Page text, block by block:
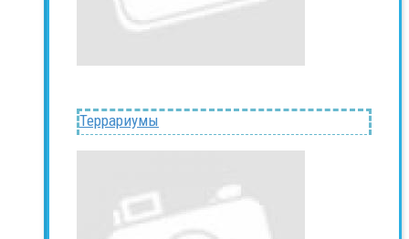
Террариумы